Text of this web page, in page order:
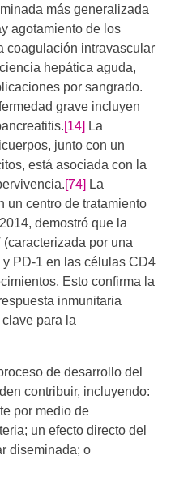
más generalizada
agotamiento de los
coagulación intravascular
hepática aguda,
por sangrado.
grave incluyen
[14] La
junto con un
está asociada con la
[74] La
un centro de tratamiento
demostró que la
por una
PD-1 en las células CD4
Esto confirma la
inmunitaria
para la
de desarrollo del
contribuir, incluyendo:
por medio de
un efecto directo del
diseminada; o